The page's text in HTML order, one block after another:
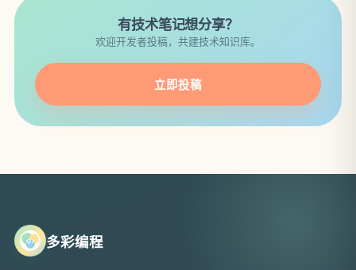
有技术笔记想分享？
欢迎开发者投稿，共建技术知识库。
立即投稿
多彩编程